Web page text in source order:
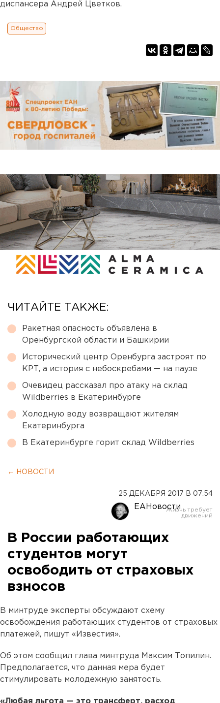
диспансера Андрей Цветков.
Общество
ЧИТАЙТЕ ТАКЖЕ:
Ракетная опасность объявлена в
Оренбургской области и Башкирии
Исторический центр Оренбурга застроят по
КРТ, а история с небоскребами — на паузе
Очевидец рассказал про атаку на склад
Wildberries в Екатеринбурге
Холодную воду возвращают жителям
Екатеринбурга
В Екатеринбурге горит склад Wildberries
← НОВОСТИ
25 ДЕКАБРЯ 2017 В 07:54
ЕАНовости
В России работающих
студентов могут
освободить от страховых
взносов
В минтруде эксперты обсуждают схему
освобождения работающих студентов от страховых
платежей, пишут «Известия».
Об этом сообщил глава минтруда Максим Топилин.
Предполагается, что данная мера будет
стимулировать молодежную занятость.
«Любая льгота — это трансферт, расход